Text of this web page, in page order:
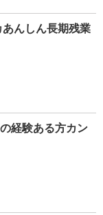
んしん長期残業
経験ある方カン